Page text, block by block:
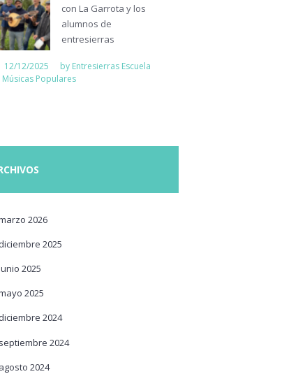
con La Garrota y los
alumnos de
entresierras
12/12/2025 by Entresierras Escuela
Músicas Populares
2026
diciembre 2025
2025
2025
diciembre 2024
septiembre 2024
agosto 2024